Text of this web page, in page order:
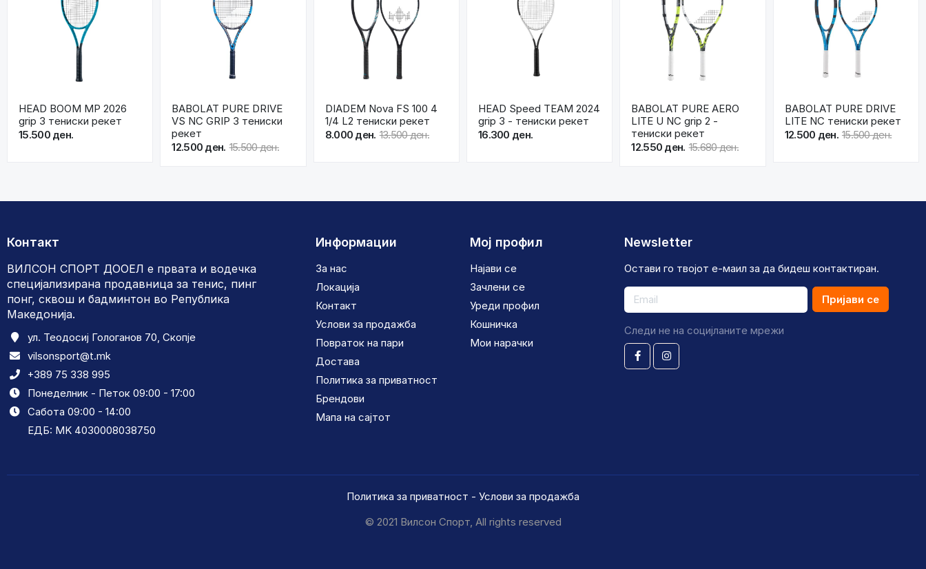
HEAD BOOM MP 2026
grip 3 тениски рекет
15.500 ден.
BABOLAT PURE DRIVE
VS NC GRIP 3 тениски
рекет
12.500 ден. 15.500 ден.
DIADEM Nova FS 100 4
1/4 L2 тениски рекет
8.000 ден. 13.500 ден.
HEAD Speed TEAM 2024
grip 3 - тениски рекет
16.300 ден.
BABOLAT PURE AERO
LITE U NC grip 2 -
тениски рекет
12.550 ден. 15.680 ден.
BABOLAT PURE DRIVE
LITE NC тениски рекет
12.500 ден. 15.500 ден.
Контакт
ВИЛСОН СПОРТ ДООЕЛ е првата и водечка
специјализирана продавница за тенис, пинг
понг, сквош и бадминтон во Република
Македонија.
ул. Теодосиј Гологанов 70, Скопје
vilsonsport@t.mk
+389 75 338 995
Понеделник - Петок 09:00 - 17:00
Сабота 09:00 - 14:00
ЕДБ: MK 4030008038750
Информации
За нас
Локација
Контакт
Услови за продажба
Повраток на пари
Достава
Политика за приватност
Брендови
Мапа на сајтот
Мој профил
Најави се
Зачлени се
Уреди профил
Кошничка
Мои нарачки
Newsletter
Остави го твојот е-маил за да бидеш контактиран.
Пријави се
Следи не на социјланите мрежи
Политика за приватност - Услови за продажба
© 2021 Вилсон Спорт, All rights reserved